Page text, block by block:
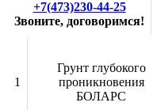
+7(473)230-44-25
Звоните, договоримся!
1
Грунт глубокого
проникновения
БОЛАРС